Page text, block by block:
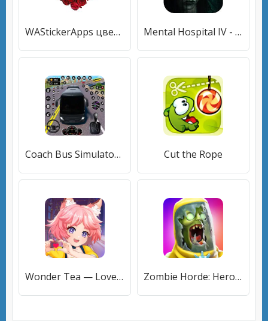
WAStickerApps цветы наклейки Mental Hospital IV - Страшная хоррор-игра
Coach Bus Simulator: Bus Games Cut the Rope
Wonder Tea — Love & Mysteries Zombie Horde: Heroes FPS & RPG